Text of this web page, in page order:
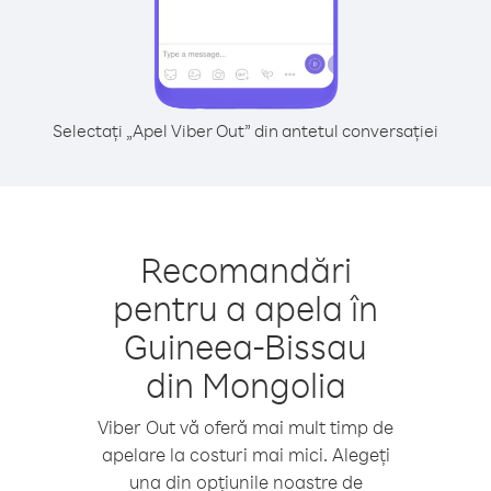
Selectați „Apel Viber Out” din antetul conversației
Recomandări
pentru a apela în
Guineea-Bissau
din Mongolia
Viber Out vă oferă mai mult timp de
apelare la costuri mai mici. Alegeți
una din opțiunile noastre de